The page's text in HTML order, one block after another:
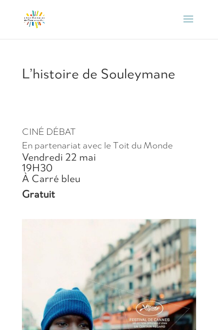
L’histoire de Souleymane
CINÉ DÉBAT
En partenariat avec le Toit du Monde
Vendredi 22 mai
19H30
À Carré bleu
Gratuit